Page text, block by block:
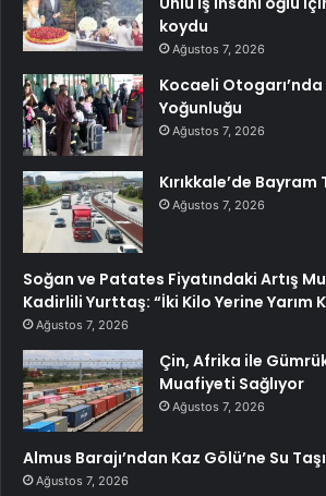
koydu
Ağustos 7, 2026
Kocaeli
Yoğunluğu
Ağustos 7, 2026
Kırıkkale’de
Ağustos 7, 2026
Soğan ve Patates Fiyatındaki Artış
Kadirlili Yurttaş: “İki Kilo Yerine Yarım
Ağustos 7, 2026
Çin, Afrika ile
Muafiyeti Sağlıyor
Ağustos 7, 2026
Almus Barajı’ndan Kaz Gölü’ne Su
Ağustos 7, 2026